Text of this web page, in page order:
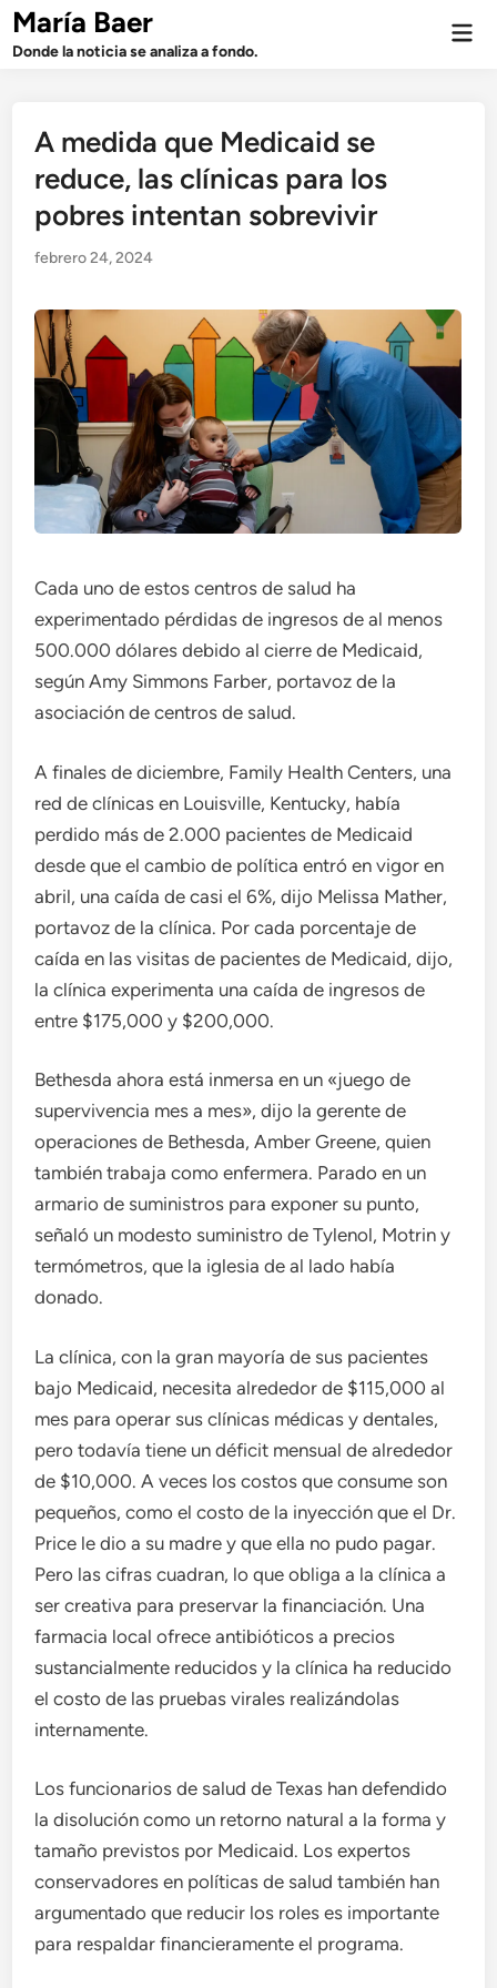
Saltar
contenido
María Baer
Donde la noticia se analiza a fondo.
A medida que Medicaid se
reduce, las clínicas para los
pobres intentan sobrevivir
febrero 24, 2024
Cada uno de estos centros de salud ha
experimentado pérdidas de ingresos de al menos
500.000 dólares debido al cierre de Medicaid,
según Amy Simmons Farber, portavoz de la
asociación de centros de salud.
A finales de diciembre, Family Health Centers, una
red de clínicas en Louisville, Kentucky, había
perdido más de 2.000 pacientes de Medicaid
desde que el cambio de política entró en vigor en
abril, una caída de casi el 6%, dijo Melissa Mather,
portavoz de la clínica. Por cada porcentaje de
caída en las visitas de pacientes de Medicaid, dijo,
la clínica experimenta una caída de ingresos de
entre $175,000 y $200,000.
Bethesda ahora está inmersa en un «juego de
supervivencia mes a mes», dijo la gerente de
operaciones de Bethesda, Amber Greene, quien
también trabaja como enfermera. Parado en un
armario de suministros para exponer su punto,
señaló un modesto suministro de Tylenol, Motrin y
termómetros, que la iglesia de al lado había
donado.
La clínica, con la gran mayoría de sus pacientes
bajo Medicaid, necesita alrededor de $115,000 al
mes para operar sus clínicas médicas y dentales,
pero todavía tiene un déficit mensual de alrededor
de $10,000. A veces los costos que consume son
pequeños, como el costo de la inyección que el Dr.
Price le dio a su madre y que ella no pudo pagar.
Pero las cifras cuadran, lo que obliga a la clínica a
ser creativa para preservar la financiación. Una
farmacia local ofrece antibióticos a precios
sustancialmente reducidos y la clínica ha reducido
el costo de las pruebas virales realizándolas
internamente.
Los funcionarios de salud de Texas han defendido
la disolución como un retorno natural a la forma y
tamaño previstos por Medicaid. Los expertos
conservadores en políticas de salud también han
argumentado que reducir los roles es importante
para respaldar financieramente el programa.